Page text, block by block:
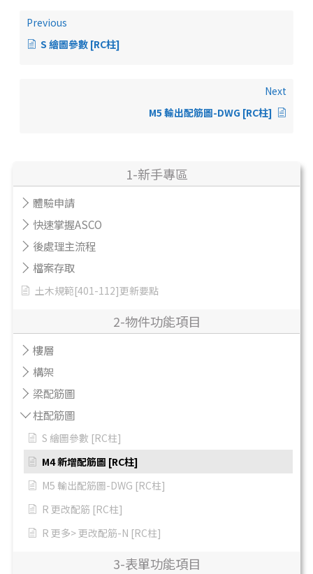
1-新手專區
體驗申請
快速掌握ASCO
後處理主流程
檔案存取
土木規範[401-112]更新要點
2-物件功能項目
樓層
構架
梁配筋圖
柱配筋圖
S 繪圖參數 [RC柱]
M4 新增配筋圖 [RC柱]
M5 輸出配筋圖-DWG [RC柱]
R 更改配筋 [RC柱]
R 更多> 更改配筋-N [RC柱]
3-表單功能項目
Previous
S 繪圖參數 [RC柱]
Next
M5 輸出配筋圖-DWG [RC柱]